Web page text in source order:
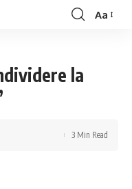
Font
Aa
la
3 Min Read